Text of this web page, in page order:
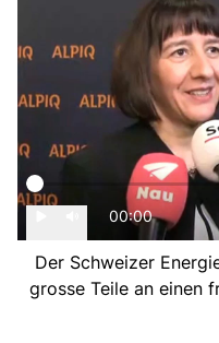
00:00
Der Schweizer
grosse Teile an einen